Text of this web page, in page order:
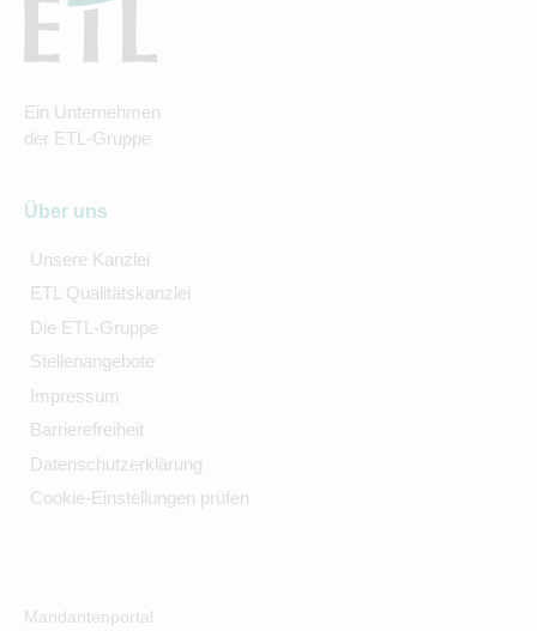
Ein Unternehmen
der ETL-Gruppe
Über uns
Unsere Kanzlei
ETL Qualitätskanzlei
Die ETL-Gruppe
Stellenangebote
Impressum
Barrierefreiheit
Datenschutzerklärung
Cookie-Einstellungen prüfen
Mandantenportal